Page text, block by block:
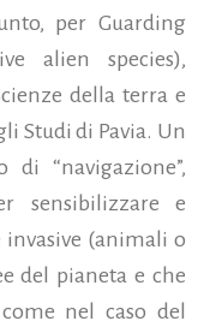
per Guarding
alien species),
della terra e
Studi di Pavia. Un
“navigazione”,
sensibilizzare e
(animali o
del pianeta e che
nel caso del